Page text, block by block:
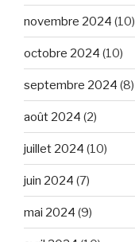
novembre 2024 (10)
octobre 2024 (10)
septembre 2024 (8)
août 2024 (2)
juillet 2024 (10)
juin 2024 (7)
mai 2024 (9)